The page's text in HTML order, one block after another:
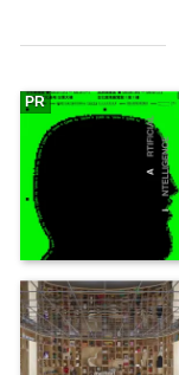
PR